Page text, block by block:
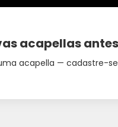
acapellas
acapella — cadastre-